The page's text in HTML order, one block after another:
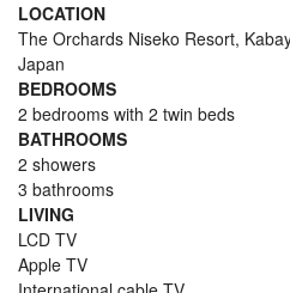
LOCATION
The Orchards Niseko Resort,
Japan
BEDROOMS
2 bedrooms with 2 twin beds
BATHROOMS
2 showers
3 bathrooms
LIVING
LCD TV
Apple TV